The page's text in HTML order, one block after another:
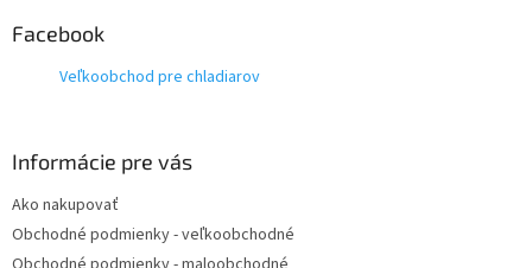
Facebook
Veľkoobchod pre chladiarov
Informácie pre vás
Ako nakupovať
Obchodné podmienky - veľkoobchodné